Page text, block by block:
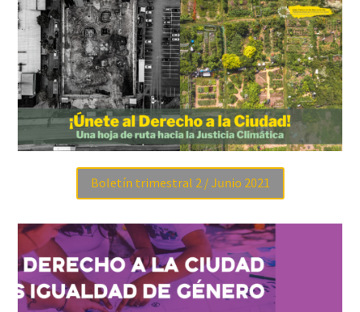
Boletín trimestral 2 / Junio 2021